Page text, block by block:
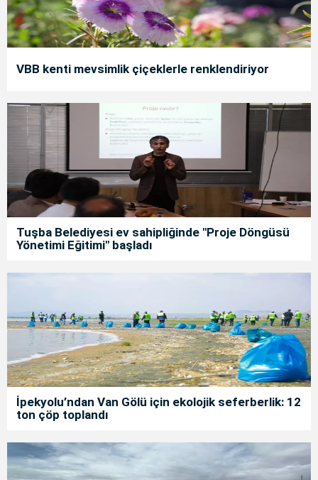
VBB kenti mevsimlik çiçeklerle renklendiriyor
Tuşba Belediyesi ev sahipliğinde "Proje Döngüsü
Yönetimi Eğitimi" başladı
İpekyolu’ndan Van Gölü için ekolojik seferberlik: 12
ton çöp toplandı